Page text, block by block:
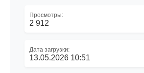
Просмотры:
2 912
Дата загрузки:
13.05.2026 10:51